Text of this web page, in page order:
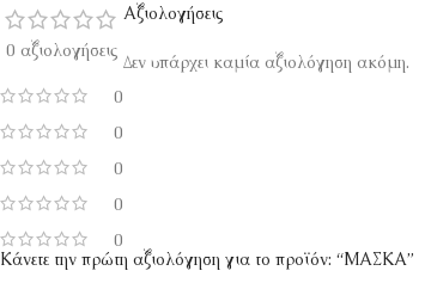
0 αξιολογήσεις
0
0
0
0
0
Αξιολογήσεις
Δεν υπάρχει καμία αξιολόγηση ακόμη.
Κάνετε την πρώτη αξιολόγηση για το προϊόν: “ΜΑΣΚΑ”